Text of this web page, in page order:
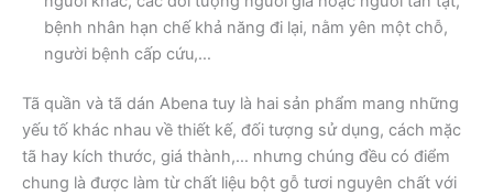
bệnh nhân hạn chế khả năng đi lại, nằm yên một chỗ,
người bệnh cấp cứu,…
Tã quần và tã dán Abena tuy là hai sản phẩm mang những
yếu tố khác nhau về thiết kế, đối tượng sử dụng, cách mặc
tã hay kích thước, giá thành,… nhưng chúng đều có điểm
chung là được làm từ chất liệu bột gỗ tươi nguyên chất với